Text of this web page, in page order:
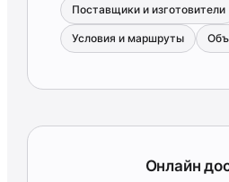
Поставщики и изготовители
Условия и маршруты
Онлайн